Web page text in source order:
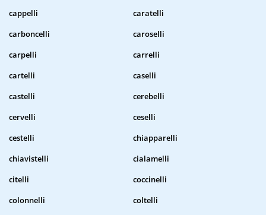
cappelli
caratelli
carboncelli
caroselli
carpelli
carrelli
cartelli
caselli
castelli
cerebelli
cervelli
ceselli
cestelli
chiapparelli
chiavistelli
cialamelli
citelli
coccinelli
colonnelli
coltelli